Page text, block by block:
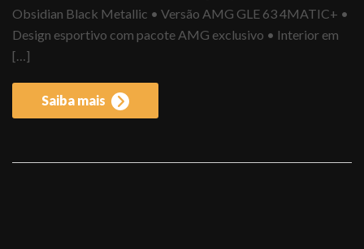
Obsidian Black Metallic • Versão AMG GLE 63 4MATIC+ •
Design esportivo com pacote AMG exclusivo • Interior em
[…]
Saiba mais